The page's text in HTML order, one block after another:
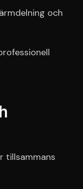
och
tillsammans